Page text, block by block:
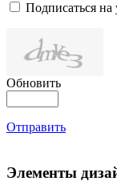
Подписаться
Обновить
Отправить
Элементы